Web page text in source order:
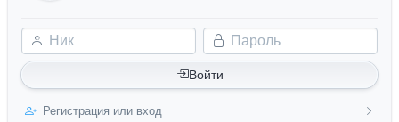
Ник Пароль
Войти
Регистрация или вход